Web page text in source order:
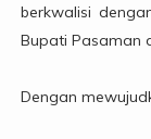
berkwalisi
Bupati Pasaman
Dengan